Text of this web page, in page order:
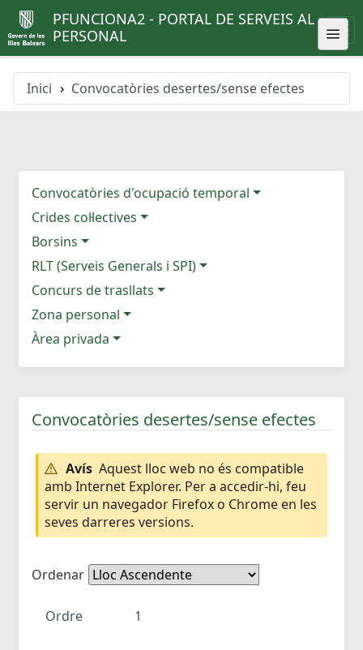
PFUNCIONA2 - PORTAL DE SERVEIS AL
PERSONAL
Inici Convocatòries desertes/sense efectes
Convocatòries d'ocupació temporal
Crides col·lectives
Borsins
RLT (Serveis Generals i SPI)
Concurs de trasllats
Zona personal
Àrea privada
Convocatòries desertes/sense efectes
Avís Aquest lloc web no és compatible
amb Internet Explorer. Per a accedir-hi, feu
servir un navegador Firefox o Chrome en les
seves darreres versions.
Ordenar
Ordre 1